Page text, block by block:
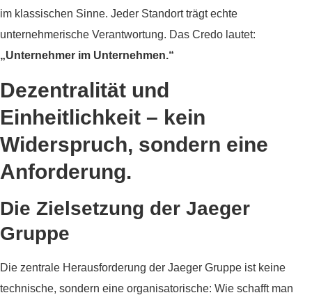
im klassischen Sinne. Jeder Standort trägt echte
unternehmerische Verantwortung. Das Credo lautet:
„Unternehmer im Unternehmen.“
Dezentralität und
Einheitlichkeit – kein
Widerspruch, sondern eine
Anforderung.
Die Zielsetzung der Jaeger
Gruppe
Die zentrale Herausforderung der Jaeger Gruppe ist keine
technische, sondern eine organisatorische: Wie schafft man